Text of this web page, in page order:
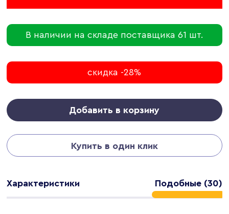
В наличии на складе поставщика 61 шт.
скидка -28%
Добавить в корзину
Купить в один клик
Характеристики Подобные (30)